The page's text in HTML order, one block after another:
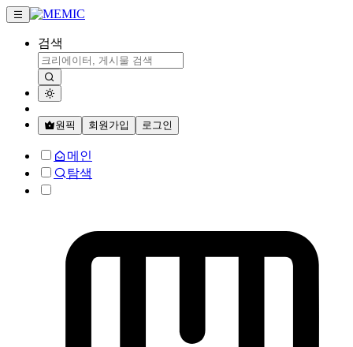
검색
원픽 회원가입 로그인
메인
탐색